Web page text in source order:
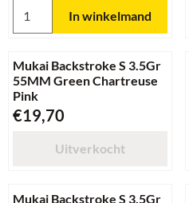
In winkelmand
Mukai Backstroke S 3.5Gr
55MM Green Chartreuse
Pink
Prijs: 19,70
€19,70
Uitverkocht
Mukai Backstroke S 3.5Gr